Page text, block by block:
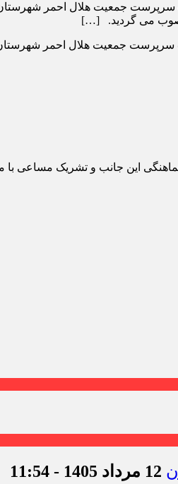
سرپرست جمعیت هلال احمر
می گردید. […]
سرپرست جمعیت هلال احمر
این جانب و تشریک مساعی
12 مرداد 1405 - 11:54